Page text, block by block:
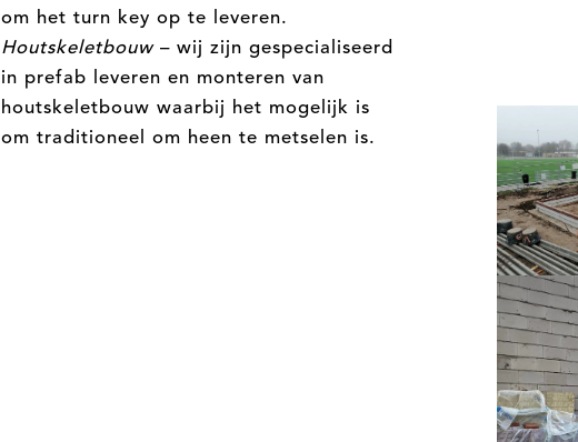
om het turn key op te leveren.
Houtskeletbouw– wij zijn gespecialiseerd
in prefab leveren en monteren van
houtskeletbouw waarbij het mogelijk is
om traditioneel om heen te metselen is.